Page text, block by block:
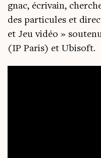
gnac, écri­vain,
des par­ti­cules et
et Jeu vidéo »
(IP Paris) et Ubisoft.